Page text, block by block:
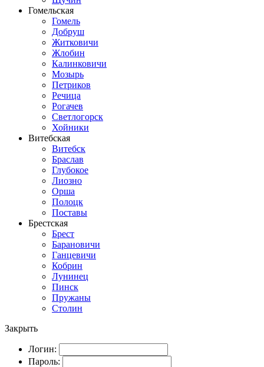
Гомельская
Гомель
Добруш
Житковичи
Жлобин
Калинковичи
Мозырь
Петриков
Речица
Рогачев
Светлогорск
Хойники
Витебская
Витебск
Браслав
Глубокое
Лиозно
Орша
Полоцк
Поставы
Брестская
Брест
Барановичи
Ганцевичи
Кобрин
Лунинец
Пинск
Пружаны
Столин
Закрыть
Логин:
Пароль: